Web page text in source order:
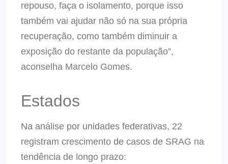
repouso, faça o isolamento, porque isso
também vai ajudar não só na sua própria
recuperação, como também diminuir a
exposição do restante da população”,
aconselha Marcelo Gomes.
Estados
Na análise por unidades federativas, 22
registram crescimento de casos de SRAG na
tendência de longo prazo: